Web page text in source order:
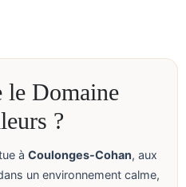
le Domaine
?
à Coulonges-Cohan, aux
un environnement calme,